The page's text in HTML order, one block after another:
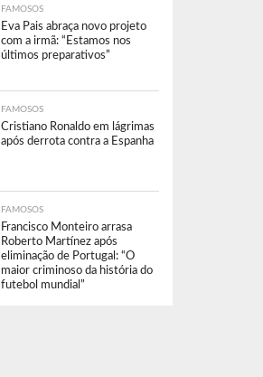
FAMOSOS
Eva Pais abraça novo projeto
com a irmã: “Estamos nos
últimos preparativos”
FAMOSOS
Cristiano Ronaldo em lágrimas
após derrota contra a Espanha
FAMOSOS
Francisco Monteiro arrasa
Roberto Martínez após
eliminação de Portugal: “O
maior criminoso da história do
futebol mundial”